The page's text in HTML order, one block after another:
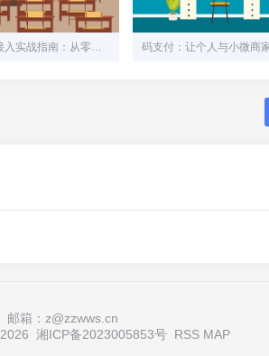
易支付接入实战指南：从零到上线，手把手教你搞定支付接口
邮箱：z@zzwws.cn
2026 湘ICP备2023005853号 RSS MAP